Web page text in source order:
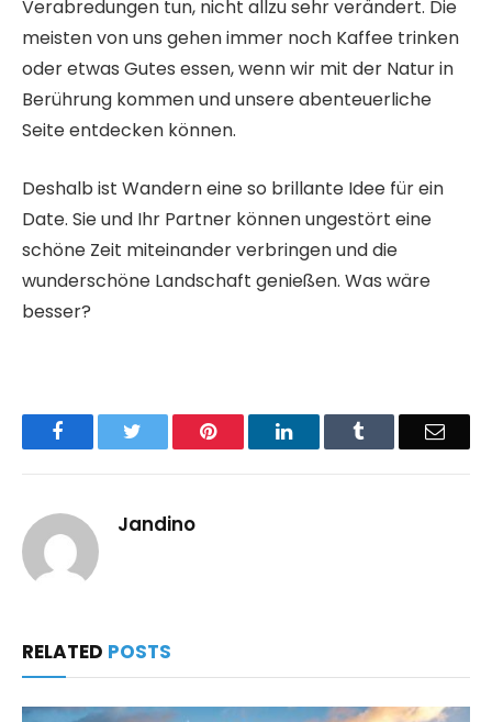
Verabredungen tun, nicht allzu sehr verändert. Die
meisten von uns gehen immer noch Kaffee trinken
oder etwas Gutes essen, wenn wir mit der Natur in
Berührung kommen und unsere abenteuerliche
Seite entdecken können.
Deshalb ist Wandern eine so brillante Idee für ein
Date. Sie und Ihr Partner können ungestört eine
schöne Zeit miteinander verbringen und die
wunderschöne Landschaft genießen. Was wäre
besser?
Facebook Pinterest LinkedIn Email
Jandino
RELATED POSTS